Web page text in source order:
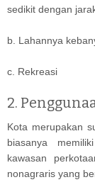
sedikit dengan
b. Lahannya
c. Rekreasi
2.
Kota merupakan
biasanya
kawasan
nonagraris yang